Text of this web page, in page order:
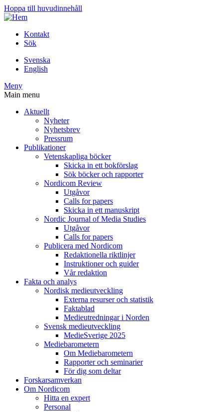
Hoppa till huvudinnehåll
Kontakt
Sök
Svenska
English
Meny
Main menu
Aktuellt
Nyheter
Nyhetsbrev
Pressrum
Publikationer
Vetenskapliga böcker
Skicka in ett bokförslag
Sök böcker och rapporter
Nordicom Review
Utgåvor
Calls for papers
Skicka in ett manuskript
Nordic Journal of Media Studies
Utgåvor
Calls for papers
Publicera med Nordicom
Redaktionella riktlinjer
Instruktioner och guider
Vår redaktion
Fakta och analys
Nordisk medieutveckling
Externa resurser och statistik
Faktablad
Medieutredningar i Norden
Svensk medieutveckling
MedieSverige 2025
Mediebarometern
Om Mediebarometern
Rapporter och seminarier
För dig som deltar
Forskarsamverkan
Om Nordicom
Hitta en expert
Personal